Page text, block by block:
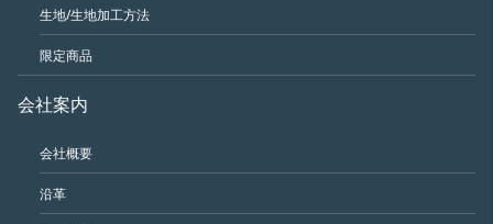
生地/生地加工方法
限定商品
会社案内
会社概要
沿革